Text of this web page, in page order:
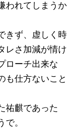
われてしまうか
きず、虚しく時
レさ加減が情け
ローチ出来な
も仕方ないこと
祐麒であった
。